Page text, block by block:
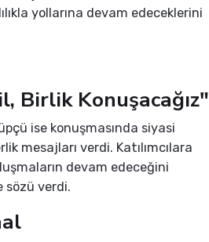
yollarına devam edeceklerini
Birlik Konuşacağız"
ise konuşmasında siyasi
mesajları verdi. Katılımcılara
devam edeceğini
sözü verdi.